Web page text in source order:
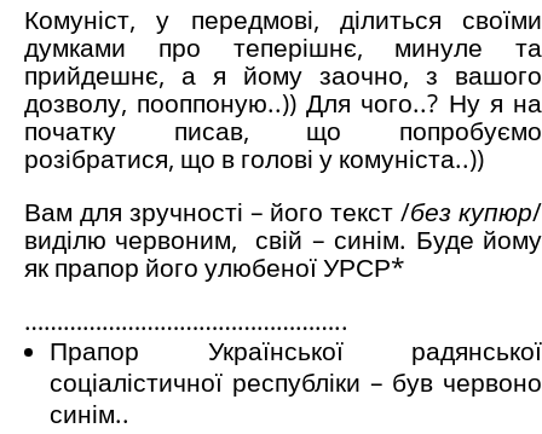
Комуніст, у передмові, ділиться своїми
думками про теперішнє, минуле та
прийдешнє, а я йому заочно, з вашого
дозволу, пооппоную..)) Для чого..? Ну я на
початку писав, що попробуємо
розібратися, що в голові у комуніста..))
Вам для зручності – його текст /без купюр/
виділю червоним, свій – синім. Буде йому
як прапор його улюбеної УРСР*
…………………………………………..
Прапор Української радянської
соціалістичної республіки – був червоно
синім..